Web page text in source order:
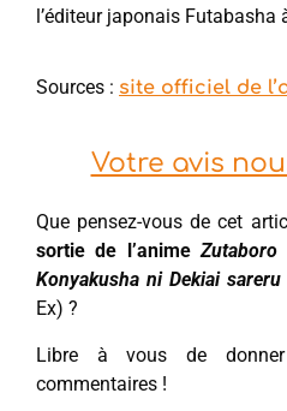
l’éditeur japonais Futabasha
Sources : site officiel de
Votre avis
Que pensez-vous de cet
sortie de l’anime
Konyakusha ni Dekiai sareru
Ex) ?
Libre à vous de
commentaires !